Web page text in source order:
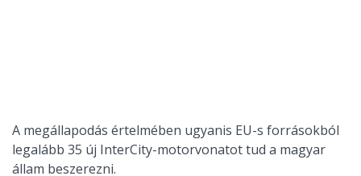
A megállapodás értelmében ugyanis EU-s forrásokból
legalább 35 új InterCity-motorvonatot tud a magyar
állam beszerezni.